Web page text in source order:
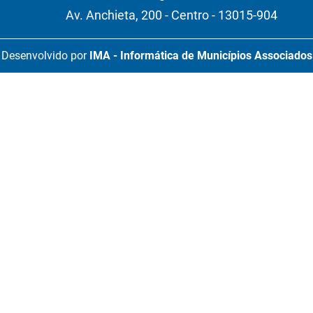
Av. Anchieta, 200 - Centro - 13015-904
Desenvolvido por IMA - Informática de Municípios Associados